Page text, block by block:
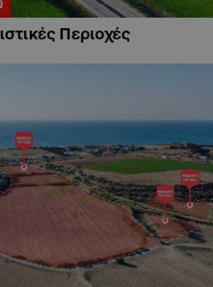
Περιοχές